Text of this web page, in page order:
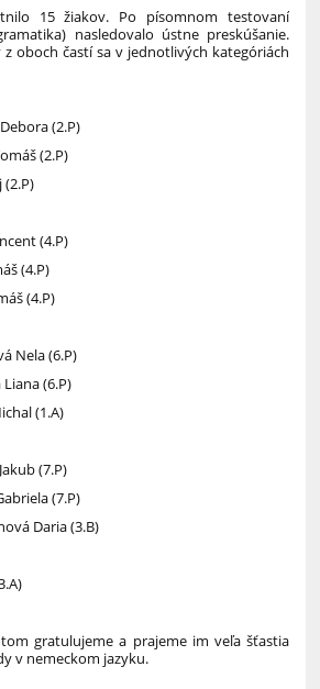
15 žiakov. Po písomnom testovaní
nasledovalo ústne preskúšanie.
z oboch častí sa v jednotlivých kategóriách
(2.P)
(2.P)
(4.P)
(4.P)
(4.P)
Nela (6.P)
(6.P)
(1.A)
(7.P)
(7.P)
Daria (3.B)
gratulujeme a prajeme im veľa šťastia
v nemeckom jazyku.